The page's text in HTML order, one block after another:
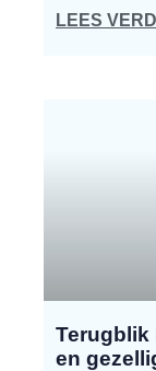
LEES
Terugblik
en